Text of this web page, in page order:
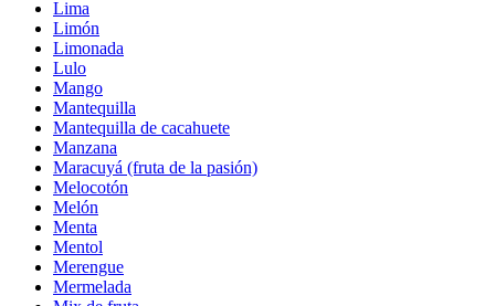
Lima
Limón
Limonada
Lulo
Mango
Mantequilla
Mantequilla de cacahuete
Manzana
Maracuyá (fruta de la pasión)
Melocotón
Melón
Menta
Mentol
Merengue
Mermelada